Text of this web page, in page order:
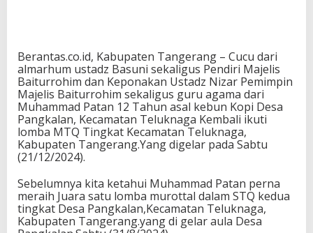
Berantas.co.id, Kabupaten Tangerang – Cucu dari
almarhum ustadz Basuni sekaligus Pendiri Majelis
Baiturrohim dan Keponakan Ustadz Nizar Pemimpin
Majelis Baiturrohim sekaligus guru agama dari
Muhammad Patan 12 Tahun asal kebun Kopi Desa
Pangkalan, Kecamatan Teluknaga Kembali ikuti
lomba MTQ Tingkat Kecamatan Teluknaga,
Kabupaten Tangerang.Yang digelar pada Sabtu
(21/12/2024).
Sebelumnya kita ketahui Muhammad Patan perna
meraih Juara satu lomba murottal dalam STQ kedua
tingkat Desa Pangkalan,Kecamatan Teluknaga,
Kabupaten Tangerang.yang di gelar aula Desa